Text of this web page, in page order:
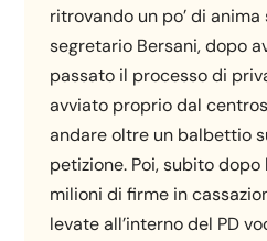
ritrovando un po’ di
segretario Bersani, dopo
passato il processo di
avviato proprio dal
andare oltre un balbettio
petizione. Poi, subito dopo
milioni di firme in
levate all’interno del PD